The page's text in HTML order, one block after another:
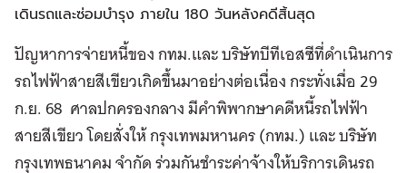
เดินรถและซ่อมบำรุง ภายใน 180 วันหลังคดีสิ้นสุด
ปัญหาการจ่ายหนี้ของ กทม.และ บริษัทบีทีเอสซีที่ดำเนินการ
รถไฟฟ้าสายสีเขียวเกิดขึ้นมาอย่างต่อเนื่อง กระทั่งเมื่อ 29
ก.ย. 68 ศาลปกครองกลาง มีคำพิพากษาคดีหนี้รถไฟฟ้า
สายสีเขียว โดยสั่งให้ กรุงเทพมหานคร (กทม.) และ บริษัท
กรุงเทพธนาคม จำกัด ร่วมกันชำระค่าจ้างให้บริการเดินรถ